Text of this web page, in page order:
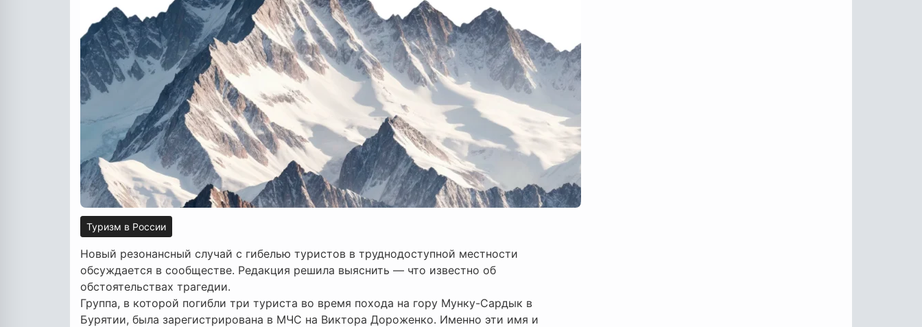
Туризм в России
Новый резонансный случай с гибелью туристов в труднодоступной местности
обсуждается в сообществе. Редакция решила выяснить — что известно об
обстоятельствах трагедии.
Группа, в которой погибли три туриста во время похода на гору Мунку-Сардык в
Бурятии, была зарегистрирована в МЧС на Виктора Дороженко. Именно эти имя и